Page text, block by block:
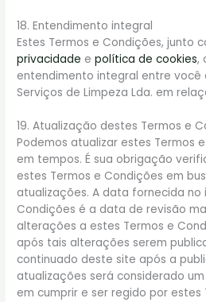
18. Entendimento integral
Estes Termos e Condições, junto
privacidade epolítica de cookies,
entendimento integral entre você
Serviços de Limpeza Lda. em
19. Atualização destes Termos e
Podemos atualizar estes Termos
em tempos. É sua obrigação
estes Termos e Condições em
atualizações. A data fornecida no
Condições é a data de revisão
alterações a estes Termos e
após tais alterações serem
continuado deste site após a
atualizações será considerado
em cumprir e ser regido por estes